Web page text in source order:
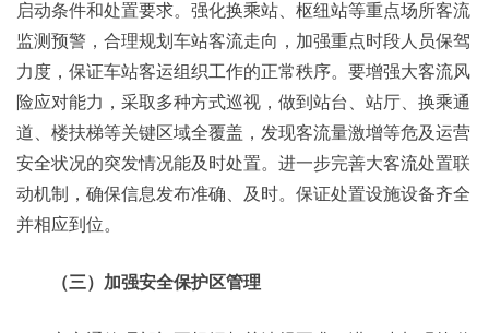
启动条件和处置要求。强化换乘站、枢纽站等重点场所客流
监测预警，合理规划车站客流走向，加强重点时段人员保驾
力度，保证车站客运组织工作的正常秩序。要增强大客流风
险应对能力，采取多种方式巡视，做到站台、站厅、换乘通
道、楼扶梯等关键区域全覆盖，发现客流量激增等危及运营
安全状况的突发情况能及时处置。进一步完善大客流处置联
动机制，确保信息发布准确、及时。保证处置设施设备齐全
并相应到位。
（三）加强安全保护区管理